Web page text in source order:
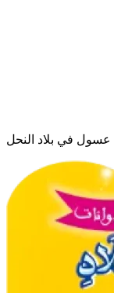
في بلاد النحل